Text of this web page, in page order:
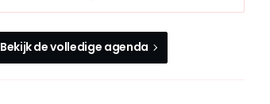
Bekijk de volledige agenda